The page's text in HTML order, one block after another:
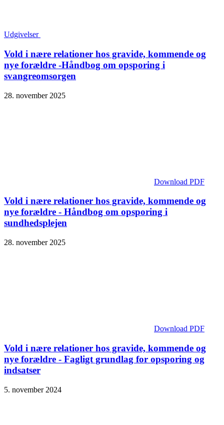
Udgivelser
Vold i nære relationer hos gravide, kommende og
nye forældre -Håndbog om opsporing i
svangreomsorgen
28. november 2025
Download PDF
Vold i nære relationer hos gravide, kommende og
nye forældre - Håndbog om opsporing i
sundhedsplejen
28. november 2025
Download PDF
Vold i nære relationer hos gravide, kommende og
nye forældre - Fagligt grundlag for opsporing og
indsatser
5. november 2024